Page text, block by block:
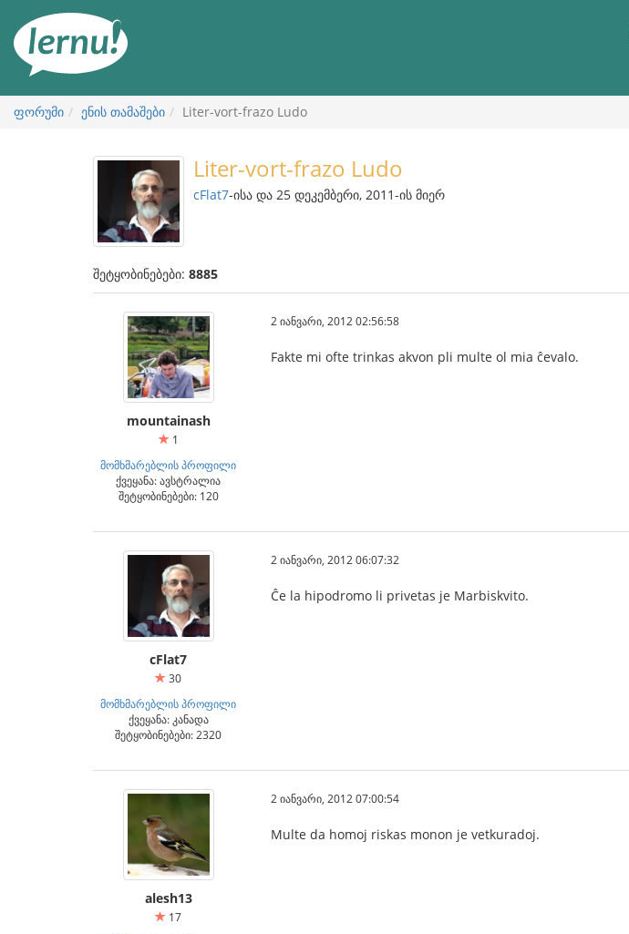
ნახვა
ფორუმი ენის თამაშები Liter-vort-frazo Ludo
Liter-vort-frazo Ludo
cFlat7-ისა და 25 დეკემბერი, 2011-ის მიერ
შეტყობინებები: 8885
mountainash
1
მომხმარებლის პროფილი
ქვეყანა: ავსტრალია
შეტყობინებები: 120
2 იანვარი, 2012 02:56:58
Fakte mi ofte trinkas akvon pli multe ol mia ĉevalo.
cFlat7
30
მომხმარებლის პროფილი
ქვეყანა: კანადა
შეტყობინებები: 2320
2 იანვარი, 2012 06:07:32
Ĉe la hipodromo li privetas je Marbiskvito.
alesh13
17
2 იანვარი, 2012 07:00:54
Multe da homoj riskas monon je vetkuradoj.